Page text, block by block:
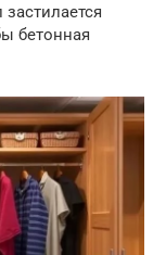
бетонная